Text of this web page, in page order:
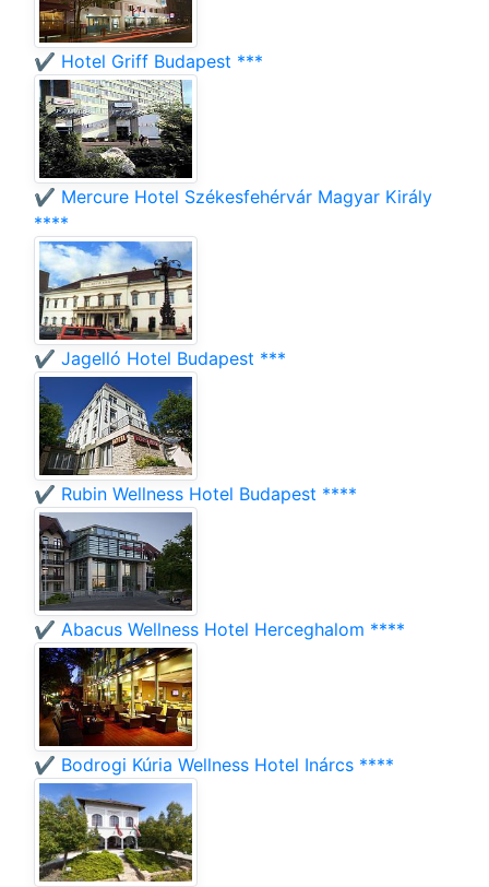
✔️ Hotel Griff Budapest ***
✔️ Mercure Hotel Székesfehérvár Magyar Király
****
✔️ Jagelló Hotel Budapest ***
✔️ Rubin Wellness Hotel Budapest ****
✔️ Abacus Wellness Hotel Herceghalom ****
✔️ Bodrogi Kúria Wellness Hotel Inárcs ****